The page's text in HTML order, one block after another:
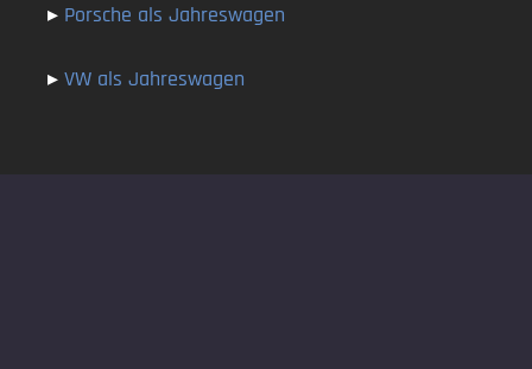
▸ Porsche als Jahreswagen
▸ VW als Jahreswagen